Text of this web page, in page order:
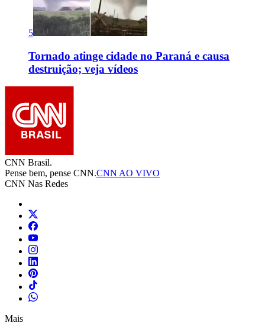
5
Tornado atinge cidade no Paraná e causa
destruição; veja vídeos
CNN Brasil.
Pense bem, pense CNN.CNN AO VIVO
CNN Nas Redes
Mais